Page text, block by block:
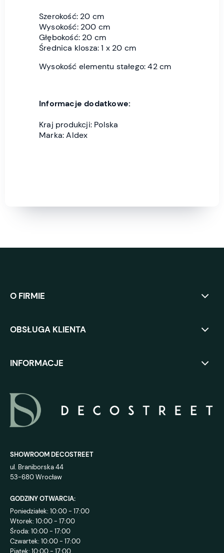
Szerokość: 20 cm
Wysokość: 200 cm
Głębokość: 20 cm
Średnica klosza: 1 x 20 cm
Wysokość elementu stałego: 42 cm
Informacje dodatkowe:
Kraj produkcji: Polska
Marka: Aldex
O FIRMIE
OBSŁUGA KLIENTA
INFORMACJE
SHOWROOM DECOSTREET
ul. Braniborska 44
53-680 Wrocław
GODZINY OTWARCIA:
Poniedziałek: 10:00 - 17:00
Wtorek: 10:00 - 17:00
Środa: 10:00 - 17:00
Czwartek: 10:00 - 17:00
Piątek: 10:00 - 17:00